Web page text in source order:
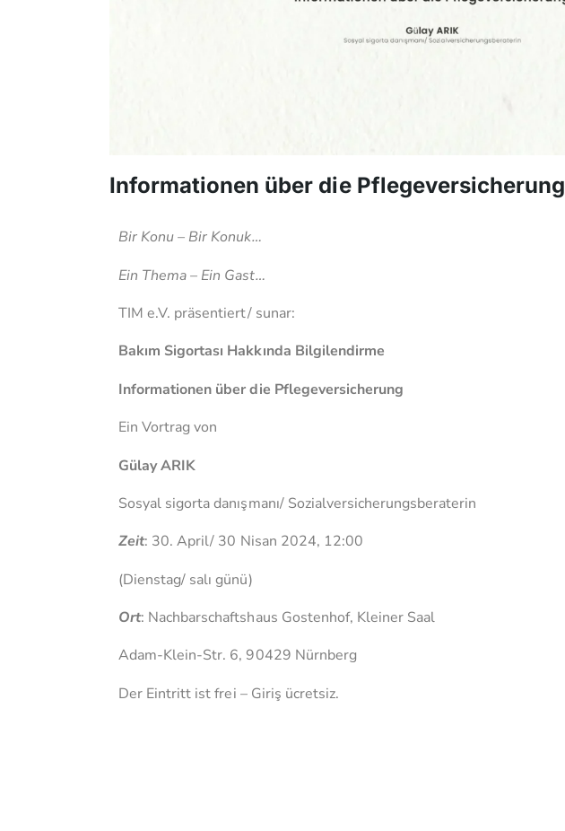
Informationen über die Pflegeversicherung
Bir Konu – Bir Konuk…
Ein Thema – Ein Gast…
TIM e.V. präsentiert/ sunar:
Bakım Sigortası Hakkında Bilgilendirme
Informationen über die Pflegeversicherung
Ein Vortrag von
Gülay ARIK
Sosyal sigorta danışmanı/ Sozialversicherungsberaterin
Zeit: 30. April/ 30 Nisan 2024, 12:00
(Dienstag/ salı günü)
Ort: Nachbarschaftshaus Gostenhof, Kleiner Saal
Adam-Klein-Str. 6, 90429 Nürnberg
Der Eintritt ist frei – Giriş ücretsiz.